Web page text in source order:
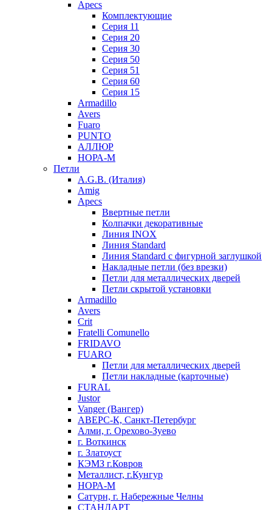
Apecs
Комплектующие
Серия 11
Серия 20
Серия 30
Серия 50
Серия 51
Серия 60
Серия 15
Armadillo
Avers
Fuaro
PUNTO
АЛЛЮР
НОРА-М
Петли
A.G.B. (Италия)
Amig
Apecs
Ввертные петли
Колпачки декоративные
Линия INOX
Линия Standard
Линия Standard с фигурной заглушкой
Накладные петли (без врезки)
Петли для металлических дверей
Петли скрытой установки
Armadillo
Avers
Crit
Fratelli Comunello
FRIDAVO
FUARO
Петли для металлических дверей
Петли накладные (карточные)
FURAL
Justor
Vanger (Вангер)
АВЕРС-К, Санкт-Петербург
Алми, г. Орехово-Зуево
г. Воткинск
г. Златоуст
КЭМЗ г.Ковров
Металлист, г.Кунгур
НОРА-М
Сатурн, г. Набережные Челны
СТАНДАРТ